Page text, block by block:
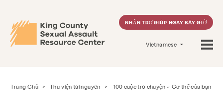
NHẬN TRỢ GIÚP NGAY BÂY GIỜ
Vietnamese
Trang Chủ > Thư viện tài nguyên > 100 cuộc trò chuyện – Cơ thể của bạn